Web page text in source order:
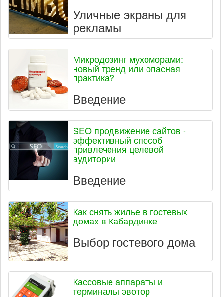
Уличные экраны для
рекламы
Микродозинг мухоморами:
новый тренд или опасная
практика?
Введение
SEO продвижение сайтов -
эффективный способ
привлечения целевой
аудитории
Введение
Как снять жилье в гостевых
домах в Кабардинке
Выбор гостевого дома
Кассовые аппараты и
терминалы эвотор